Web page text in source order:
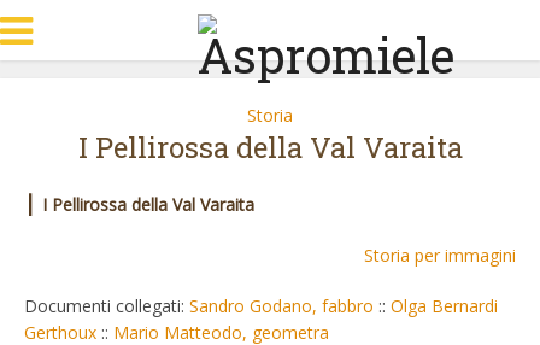
Storia
I Pellirossa della Val Varaita
| I Pellirossa della Val Varaita
Storia per immagini
Documenti collegati: Sandro Godano, fabbro :: Olga Bernardi
Gerthoux :: Mario Matteodo, geometra